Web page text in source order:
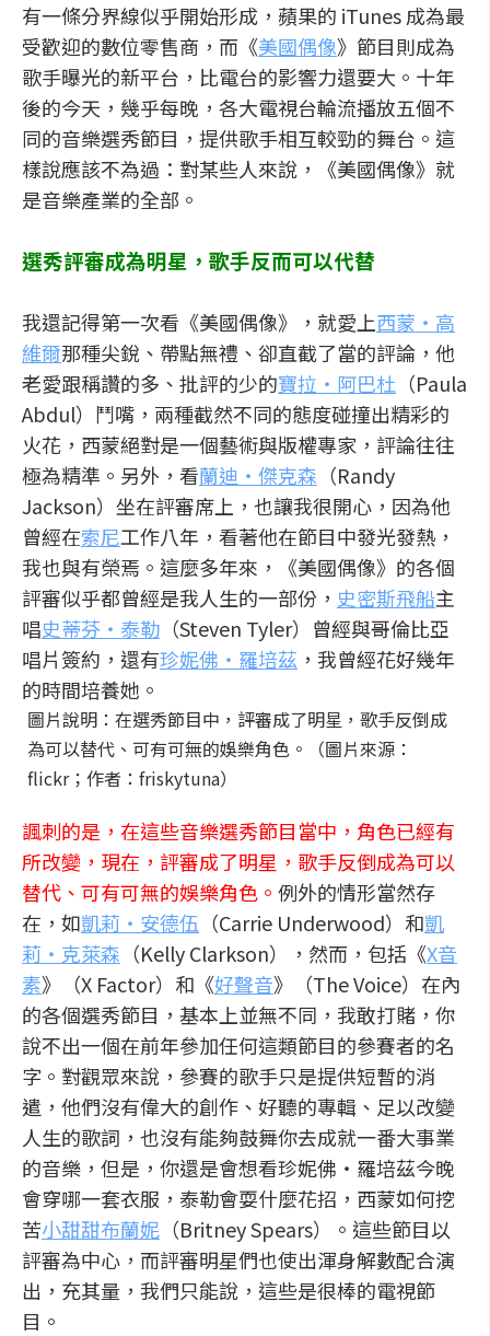
有一條分界線似乎開始形成，蘋果的 iTunes 成為最
受歡迎的數位零售商，而《美國偶像》節目則成為
歌手曝光的新平台，比電台的影響力還要大。十年
後的今天，幾乎每晚，各大電視台輪流播放五個不
同的音樂選秀節目，提供歌手相互較勁的舞台。這
樣說應該不為過：對某些人來說，《美國偶像》就
是音樂產業的全部。
選秀評審成為明星，歌手反而可以代替
我還記得第一次看《美國偶像》，就愛上西蒙‧高
維爾那種尖銳、帶點無禮、卻直截了當的評論，他
老愛跟稱讚的多、批評的少的寶拉‧阿巴杜 （Paula
Abdul）鬥嘴，兩種截然不同的態度碰撞出精彩的
火花，西蒙絕對是一個藝術與版權專家，評論往往
極為精準。另外，看蘭迪‧傑克森 （Randy
Jackson）坐在評審席上，也讓我很開心，因為他
曾經在索尼工作八年，看著他在節目中發光發熱，
我也與有榮焉。這麼多年來，《美國偶像》的各個
評審似乎都曾經是我人生的一部份， 史密斯飛船主
唱史蒂芬‧泰勒 （Steven Tyler）曾經與哥倫比亞
唱片簽約，還有珍妮佛‧羅培茲 ，我曾經花好幾年
的時間培養她。
圖片說明：在選秀節目中，評審成了明星，歌手反倒成
為可以替代、可有可無的娛樂角色。（圖片來源：
flickr；作者：friskytuna）
諷刺的是，在這些音樂選秀節目當中，角色已經有
所改變，現在，評審成了明星，歌手反倒成為可以
替代、可有可無的娛樂角色。 例外的情形當然存
在，如凱莉‧安德伍 （Carrie Underwood）和凱
莉‧克萊森 （Kelly Clarkson），然而，包括《X音
素》（X Factor）和《好聲音》（The Voice）在內
的各個選秀節目，基本上並無不同，我敢打賭，你
說不出一個在前年參加任何這類節目的參賽者的名
字。對觀眾來說，參賽的歌手只是提供短暫的消
遣，他們沒有偉大的創作、好聽的專輯、足以改變
人生的歌詞，也沒有能夠鼓舞你去成就一番大事業
的音樂，但是，你還是會想看珍妮佛‧羅培茲今晚
會穿哪一套衣服，泰勒會耍什麼花招，西蒙如何挖
苦小甜甜布蘭妮 （Britney Spears）。這些節目以
評審為中心，而評審明星們也使出渾身解數配合演
出，充其量，我們只能說，這些是很棒的電視節
目。